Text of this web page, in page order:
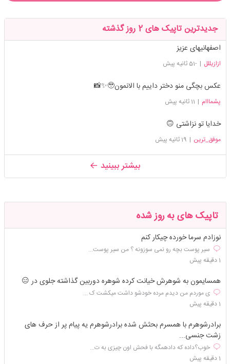
جدیدترین تاپیک های 2 روز گذشته
اصفهانیهای عزیز
ازازیللل | -51 ثانیه پیش
عکس بچگی منو دختر داییم با الانمون🥹✨📸
پشمااام | 11 ثانیه پیش
خدایا تو نزاشتی 🙃
موفق_ترین | 19 ثانیه پیش
بیشتر ببینید
تاپیک های به روز شده
نوزادم سرما خورده چیکار کنم
سیر پوست بچه رو نمی سوزونه ؟ من سیر پوست...
1 دقیقه پیش
همسایمون به شوهرش خیانت کرده شوهره دوربین گذاشته جلوی در 😑
ی موردم من دیدم مرده خودشو داشت میکشت ک ...
1 دقیقه پیش
برادرشوهرم با همسرم بحثش شده برادرشوهرم یه پیام پر از حرف های
زشت جنسی...
خوب؟داده که دادهمگه با فحش اون چیزی به ت...
1 دقیقه پیش